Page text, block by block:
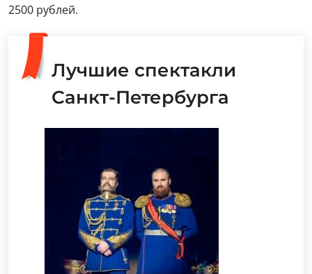
2500 рублей.
Лучшие спектакли
Санкт-Петербурга